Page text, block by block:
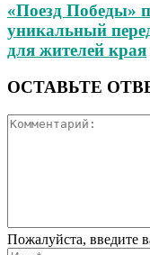
«Поезд Победы»
уникальный
для жителей края
ОСТАВЬТЕ
Пожалуйста, введите